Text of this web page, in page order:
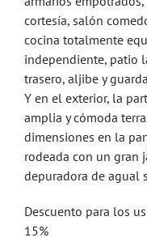
cortesía, salón
cocina totalmente
independiente, patio
trasero, aljibe y
Y en el exterior, la
amplia y cómoda
dimensiones en la
rodeada con un gran
depuradora de agual
Descuento para los
15%